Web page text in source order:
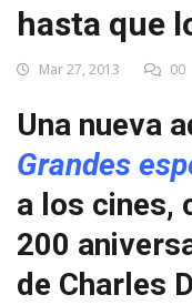
hasta que
Mar 27, 2013 00
Una nueva
Grandes
a los cines,
200
de Charles